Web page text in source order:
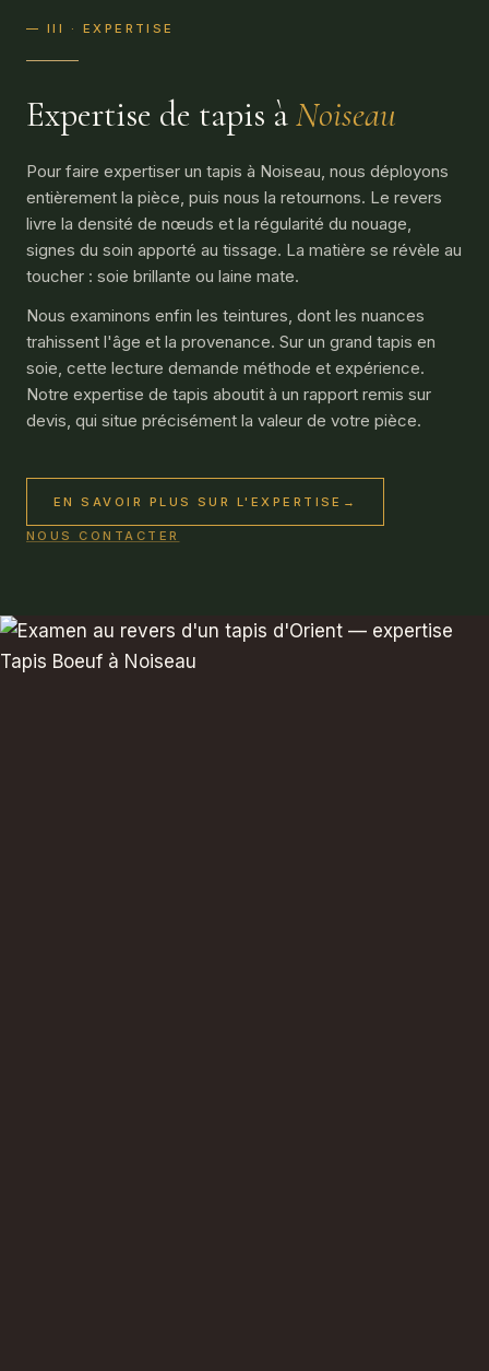
— III · EXPERTISE
Expertise de tapis àNoiseau
Pour faire expertiser un tapis à Noiseau, nous déployons
entièrement la pièce, puis nous la retournons. Le revers
livre la densité de nœuds et la régularité du nouage,
signes du soin apporté au tissage. La matière se révèle au
toucher : soie brillante ou laine mate.
Nous examinons enfin les teintures, dont les nuances
trahissent l'âge et la provenance. Sur un grand tapis en
soie, cette lecture demande méthode et expérience.
Notre expertise de tapis aboutit à un rapport remis sur
devis, qui situe précisément la valeur de votre pièce.
EN SAVOIR PLUS SUR L'EXPERTISE →
NOUS CONTACTER